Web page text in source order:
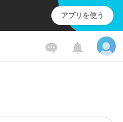
アプリを使う